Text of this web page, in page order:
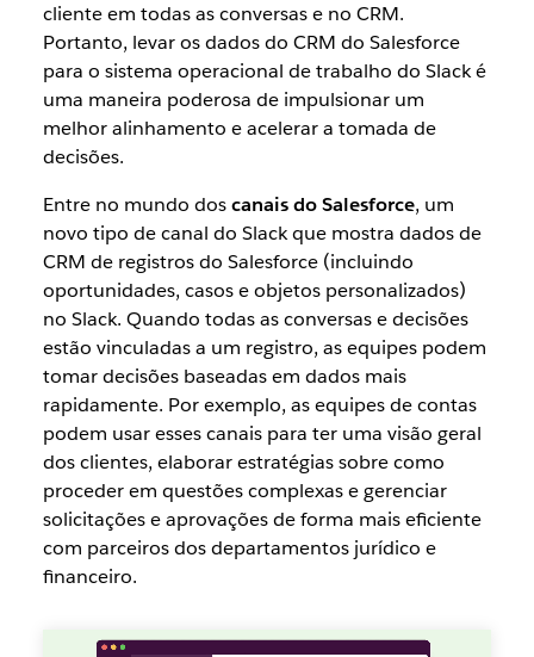
cliente em todas as conversas e no CRM.
Portanto, levar os dados do CRM do Salesforce
para o sistema operacional de trabalho do Slack é
uma maneira poderosa de impulsionar um
melhor alinhamento e acelerar a tomada de
decisões.
Entre no mundo doscanais do Salesforce, um
novo tipo de canal do Slack que mostra dados de
CRM de registros do Salesforce (incluindo
oportunidades, casos e objetos personalizados)
no Slack. Quando todas as conversas e decisões
estão vinculadas a um registro, as equipes podem
tomar decisões baseadas em dados mais
rapidamente. Por exemplo, as equipes de contas
podem usar esses canais para ter uma visão geral
dos clientes, elaborar estratégias sobre como
proceder em questões complexas e gerenciar
solicitações e aprovações de forma mais eficiente
com parceiros dos departamentos jurídico e
financeiro.